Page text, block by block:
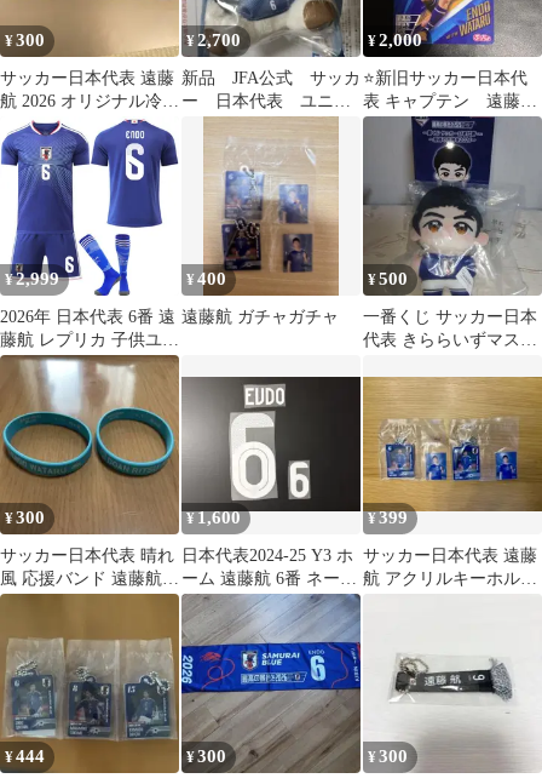
¥300
サッカー日本代表 遠藤
航 2026 オリジナル冷感
タオル 2個セット
¥2,700
新品 JFA公式 サッカ
ー 日本代表 ユニフ
ー 遠藤航 ６
¥2,000
⭐️新旧サッカー日本代
表 キャプテン 遠藤航
板倉滉 ぷっちょカード
2枚セット
¥2,999
2026年 日本代表 6番 遠
藤航 レプリカ 子供ユニ
フォーム三点セット
¥400
遠藤航 ガチャガチャ
¥500
一番くじ サッカー日本
代表 きららいずマスコ
¥300
サッカー日本代表 晴れ
風 応援バンド 遠藤航
堂安律
¥1,600
日本代表2024-25 Y3 ホ
ーム 遠藤航 6番 ネーム
＆ナンバーセット
¥399
サッカー日本代表 遠藤
航 アクリルキーホルダ
¥444 ¥300 ¥300